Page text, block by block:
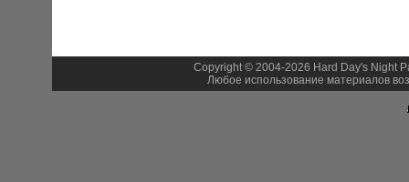
Copyright © 2004-2026 Hard Day's Night
Любое использование материалов